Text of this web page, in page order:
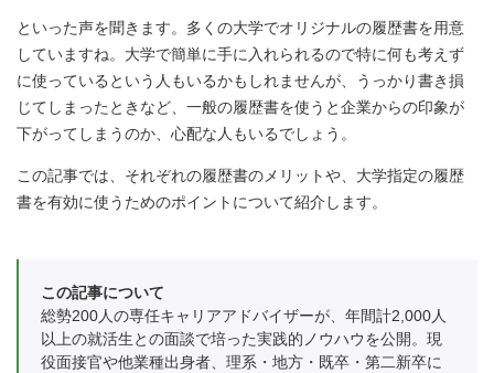
といった声を聞きます。多くの大学でオリジナルの履歴書を用意
していますね。大学で簡単に手に入れられるので特に何も考えず
に使っているという人もいるかもしれませんが、うっかり書き損
じてしまったときなど、一般の履歴書を使うと企業からの印象が
下がってしまうのか、心配な人もいるでしょう。
この記事では、それぞれの履歴書のメリットや、大学指定の履歴
書を有効に使うためのポイントについて紹介します。
この記事について
総勢200人の専任キャリアアドバイザーが、年間計2,000人
以上の就活生との面談で培った実践的ノウハウを公開。現
役面接官や他業種出身者、理系・地方・既卒・第二新卒に